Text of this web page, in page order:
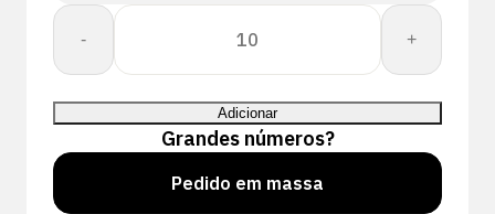
-
Quantidade
CORESHIELD
DOUBLE
13G
BB
NSMF
A3/C
+
Adicionar
Grandes números?
Pedido em massa